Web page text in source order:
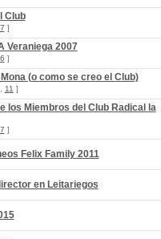
Club
7 ]
Veraniega 2007
6 ]
(o como se creo el Club)
11 ]
los Miembros del Club Radical la
7 ]
Felix Family 2011
en Leitariegos